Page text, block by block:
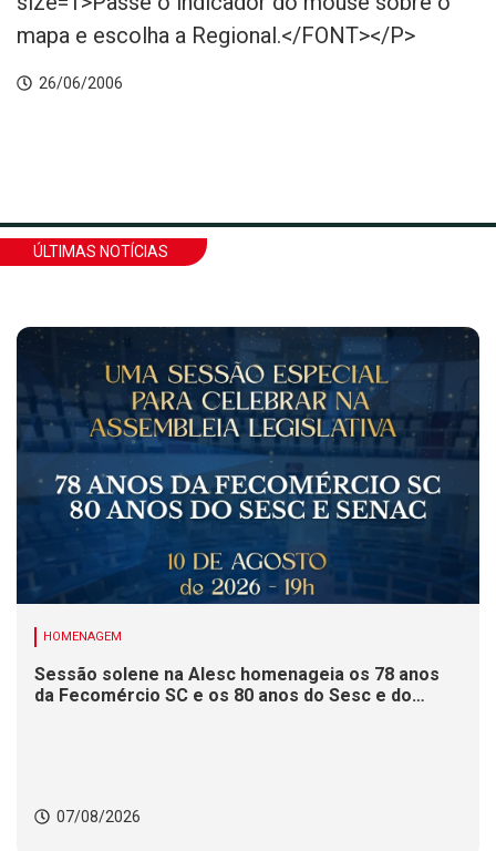
mapa e escolha a Regional.</FONT></P>
26/06/2006
ÚLTIMAS NOTÍCIAS
HOMENAGEM
Sessão solene na Alesc homenageia os 78 anos
da Fecomércio SC e os 80 anos do Sesc e do
07/08/2026